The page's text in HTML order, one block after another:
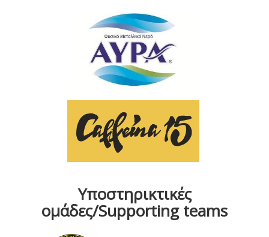
Υποστηρικτικές
ομάδες/Supporting teams